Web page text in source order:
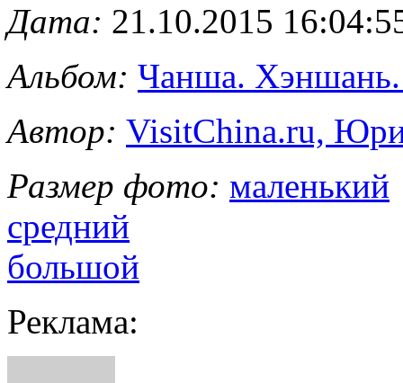
Дата: 21.10.2015
Альбом: Чанша.
Автор: VisitChina.ru,
Размер фото: маленький
средний
большой
Реклама: